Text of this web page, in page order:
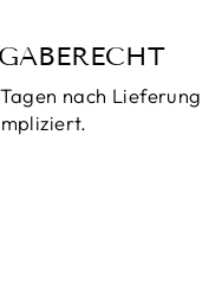
nach Lieferung